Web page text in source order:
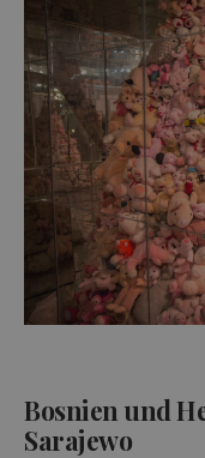
Bosnien und
Sarajewo